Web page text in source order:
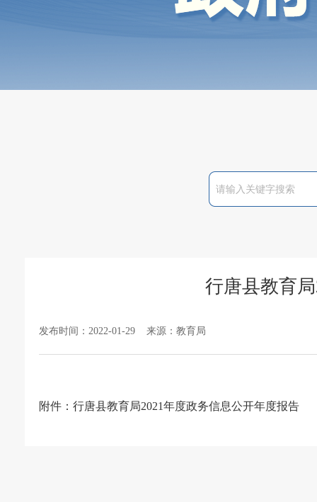
行唐县教育
发布时间：2022-01-29 来源：教育局
附件： 行唐县教育局2021年度政务信息公开年度报告